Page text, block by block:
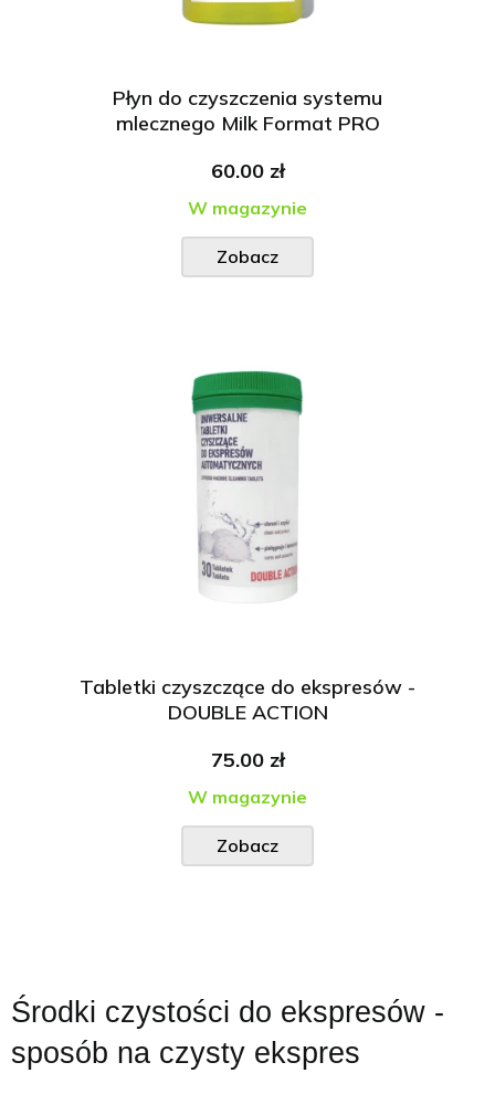
Płyn do czyszczenia systemu
mlecznego Milk Format PRO
60.00 zł
W magazynie
Zobacz
Tabletki czyszczące do ekspresów -
DOUBLE ACTION
75.00 zł
W magazynie
Zobacz
Środki czystości do ekspresów -
sposób na czysty ekspres